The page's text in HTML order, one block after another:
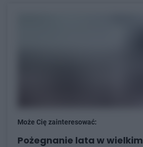
Może Cię zainteresować:
Pożegnanie lata w wielkim